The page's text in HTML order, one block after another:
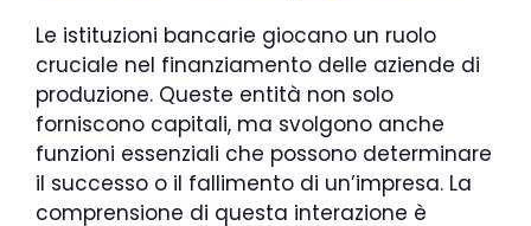
Le istituzioni bancarie giocano un ruolo
cruciale nel finanziamento delle aziende di
produzione. Queste entità non solo
forniscono capitali, ma svolgono anche
funzioni essenziali che possono determinare
il successo o il fallimento di un’impresa. La
comprensione di questa interazione è